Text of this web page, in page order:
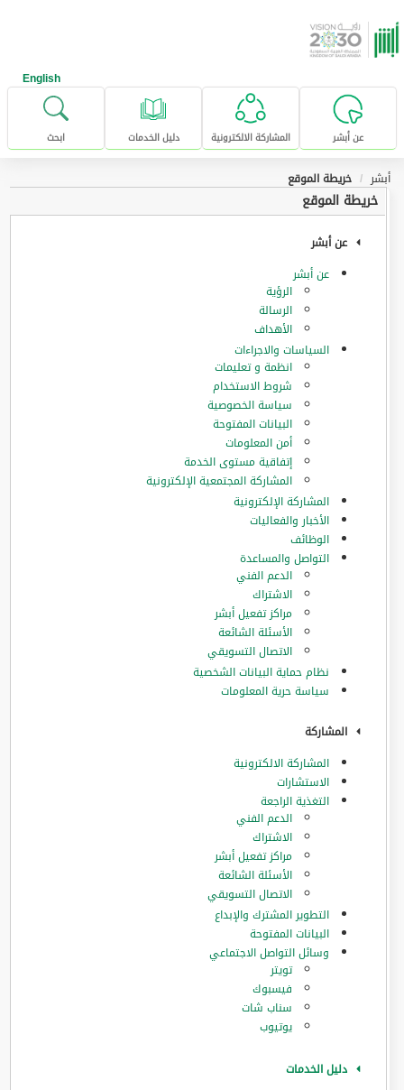
تخطى للإنتقال إلى المحتوى الرئيسي
English
عن أبشر المشاركة الالكترونية دليل الخدمات ابحث
أبشر خريطة الموقع
خريطة الموقع
عن أبشر
عن أبشر
الرؤية
الرسالة
الأهداف
السياسات والاجراءات
انظمة و تعليمات
شروط الاستخدام
سياسة الخصوصية
البيانات المفتوحة
أمن المعلومات
إتفاقية مستوى الخدمة
المشاركة المجتمعية الإلكترونية
المشاركة الإلكترونية
الأخبار والفعاليات
الوظائف
التواصل والمساعدة
الدعم الفني
الاشتراك
مراكز تفعيل أبشر
الأسئلة الشائعة
الاتصال التسويقي
نظام حماية البيانات الشخصية
سياسة حرية المعلومات
المشاركة
المشاركة الالكترونية
الاستشارات
التغذية الراجعة
الدعم الفني
الاشتراك
مراكز تفعيل أبشر
الأسئلة الشائعة
الاتصال التسويقي
التطوير المشترك والإبداع
البيانات المفتوحة
وسائل التواصل الاجتماعي
تويتر
فيسبوك
سناب شات
يوتيوب
دليل الخدمات